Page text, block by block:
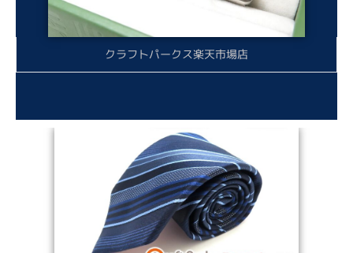
クラフトパークス楽天市場店